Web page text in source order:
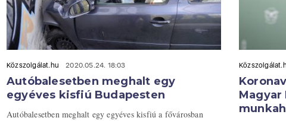
Közszolgálat.hu 2020.05.24. 18:03
Autóbalesetben meghalt egy
egyéves kisfiú Budapesten
Autóbalesetben meghalt egy egyéves kisfiú a fővárosban
Magyar